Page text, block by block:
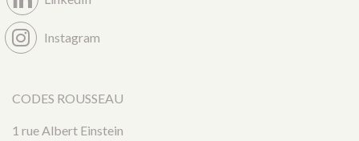
Instagram
CODES ROUSSEAU
1 rue Albert Einstein